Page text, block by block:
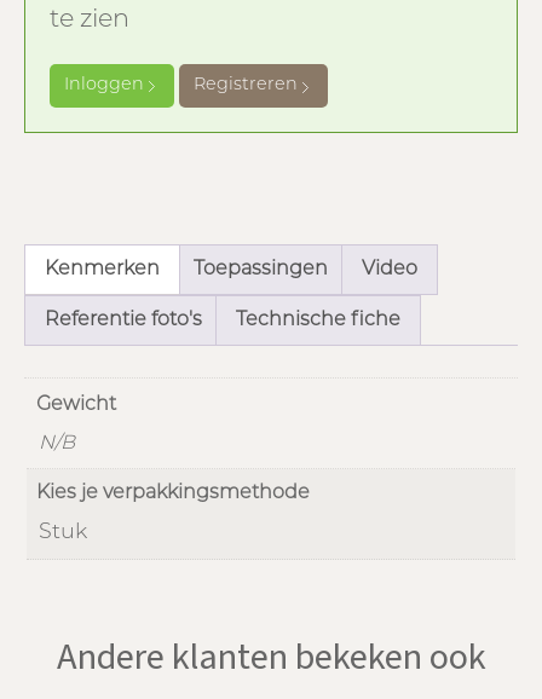
te zien
Inloggen Registreren
Kenmerken Toepassingen Video
Referentie foto's Technische fiche
Gewicht
N/B
Kies je verpakkingsmethode
Stuk
Andere klanten bekeken ook